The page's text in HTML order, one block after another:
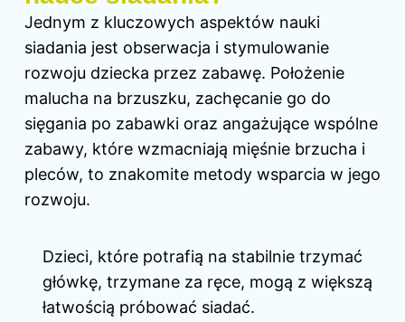
Jednym z kluczowych aspektów nauki
siadania jest obserwacja i stymulowanie
rozwoju dziecka przez zabawę. Położenie
malucha na brzuszku, zachęcanie go do
sięgania po zabawki oraz angażujące wspólne
zabawy, które wzmacniają mięśnie brzucha i
pleców, to znakomite metody wsparcia w jego
rozwoju.
Dzieci, które potrafią na stabilnie trzymać
główkę, trzymane za ręce, mogą z większą
łatwością próbować siadać.